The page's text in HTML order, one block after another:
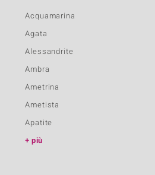
Acquamarina
Agata
Alessandrite
Ambra
Ametrina
Ametista
Apatite
più